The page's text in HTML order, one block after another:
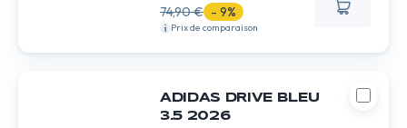
74,90 € - 9%
Prix de comparaison
ADIDAS DRIVE BLEU
3.5 2026